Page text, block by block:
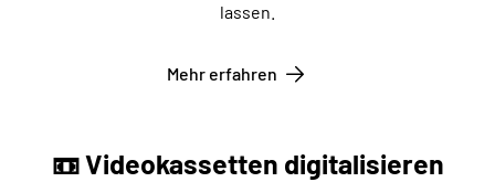
lassen.
Mehr erfahren
📼 Videokassetten digitalisieren